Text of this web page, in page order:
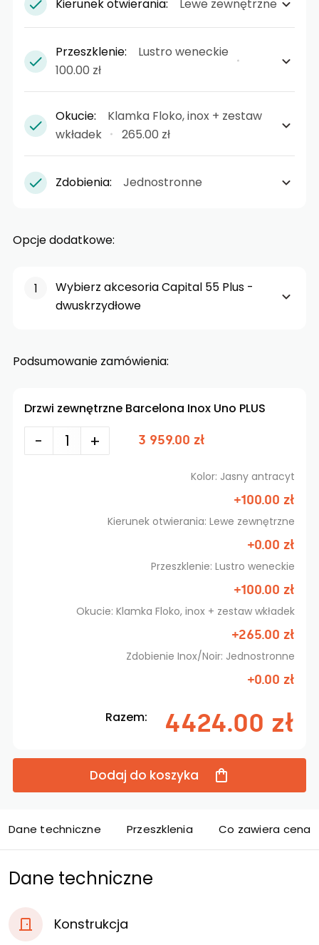
Kierunek otwierania: Lewe zewnętrzne
Przeszklenie:
Lustro weneckie
100.00 zł
Okucie:
Klamka Floko, inox + zestaw
wkładek
265.00 zł
Zdobienia: Jednostronne
Opcje dodatkowe:
Wybierz akcesoria Capital 55 Plus -
dwuskrzydłowe
Podsumowanie zamówienia:
Drzwi zewnętrzne Barcelona Inox Uno PLUS
- + 3 959.00 zł
Kolor: Jasny antracyt
+100.00 zł
Kierunek otwierania: Lewe zewnętrzne
+0.00 zł
Przeszklenie: Lustro weneckie
+100.00 zł
Okucie: Klamka Floko, inox + zestaw wkładek
+265.00 zł
Zdobienie Inox/Noir: Jednostronne
+0.00 zł
Razem: 4424.00 zł
Dodaj do koszyka
Dane techniczne Przeszklenia Co zawiera cena
Dane techniczne
Konstrukcja